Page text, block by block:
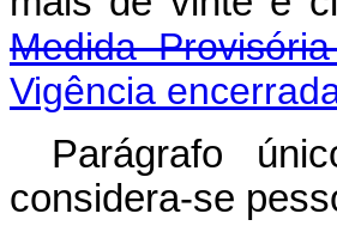
Medida
Vigência
Parágrafo
considera-se